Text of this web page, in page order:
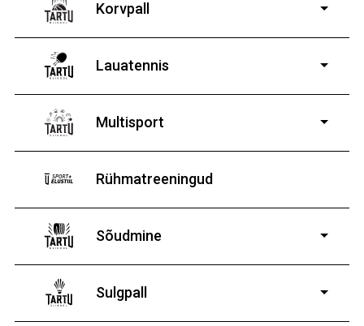
Korvpall
Lauatennis
poistele ja tüdrukutele
Multisport
Rühmatreeningud
Sõudmine
poistele ja tüdrukutele
Sulgpall